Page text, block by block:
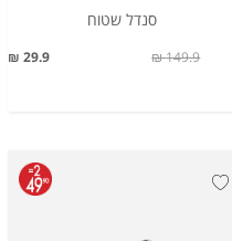
סנדל שטוח
29.9 ₪ 149.9 ₪